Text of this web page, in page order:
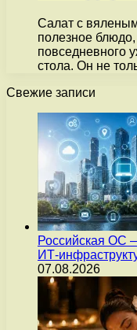
Салат с
полезное блюдо,
повседневного
стола. Он не
Свежие записи
Российская ОС
ИТ-
07.08.2026